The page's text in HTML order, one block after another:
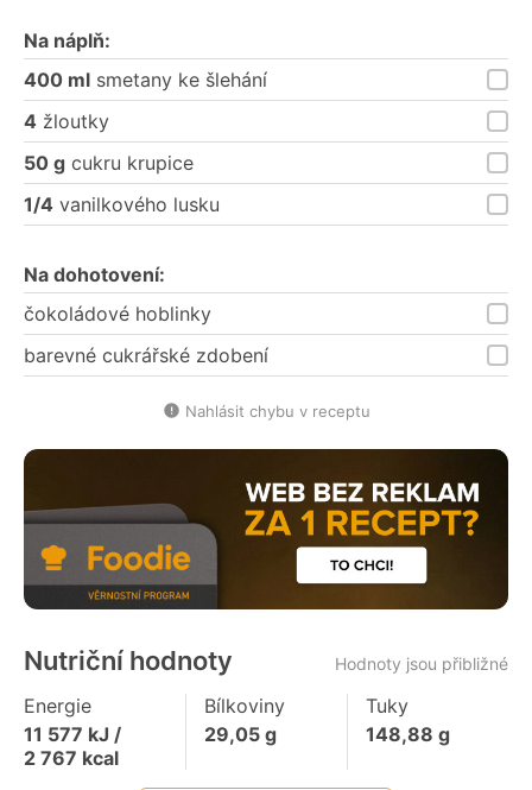
Na náplň:
400 ml smetany ke šlehání
4 žloutky
50 g cukru krupice
1/4 vanilkového lusku
Na dohotovení:
čokoládové hoblinky
barevné cukrářské zdobení
Nahlásit chybu v receptu
Nutriční hodnoty Hodnoty jsou přibližné
Energie
11 577 kJ /
2 767 kcal
Bílkoviny
29,05g
Tuky
148,88 g